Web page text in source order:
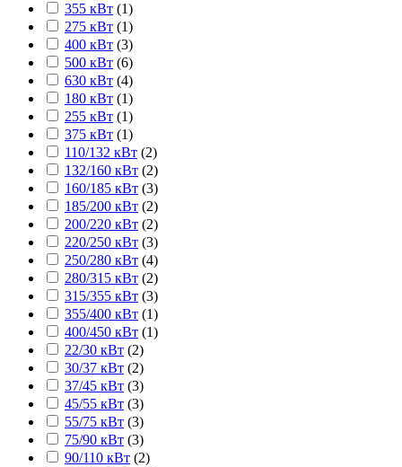
355 кВт (1)
275 кВт (1)
400 кВт (3)
500 кВт (6)
630 кВт (4)
180 кВт (1)
255 кВт (1)
375 кВт (1)
110/132 кВт (2)
132/160 кВт (2)
160/185 кВт (3)
185/200 кВт (2)
200/220 кВт (2)
220/250 кВт (3)
250/280 кВт (4)
280/315 кВт (2)
315/355 кВт (3)
355/400 кВт (1)
400/450 кВт (1)
22/30 кВт (2)
30/37 кВт (2)
37/45 кВт (3)
45/55 кВт (3)
55/75 кВт (3)
75/90 кВт (3)
90/110 кВт (2)